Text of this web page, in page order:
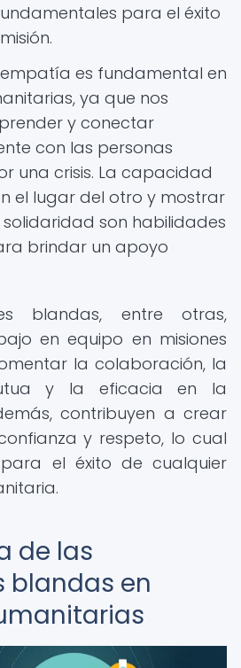
para el éxito
es fundamental en
ya que nos
y conectar
con las personas
una crisis. La capacidad
el lugar del otro y mostrar
son habilidades
brindar un apoyo
blandas, entre otras,
en equipo en misiones
la colaboración, la
y la eficacia en la
contribuyen a crear
y respeto, lo cual
el éxito de cualquier
de las
blandas en